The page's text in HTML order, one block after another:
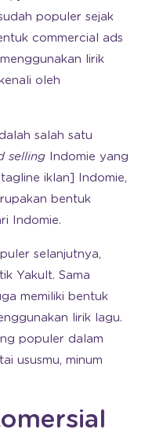
populer sejak
commercial ads
lirik
oleh
salah satu
selling Indomie yang
iklan] Indomie,
bentuk
Indomie.
selanjutnya,
Yakult. Sama
memiliki bentuk
lirik lagu.
populer dalam
ususmu, minum